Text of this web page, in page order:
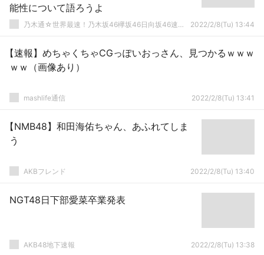
能性について語ろうよ
乃木通☆世界最速！乃木坂46欅坂46日向坂46速報まとめ 2022/2/8(Tu) 13:44
【速報】めちゃくちゃCGっぽいおっさん、見つかるｗｗｗ
ｗｗ（画像あり）
mashlife通信 2022/2/8(Tu) 13:41
【NMB48】和田海佑ちゃん、あふれてしま
う
AKBフレンド 2022/2/8(Tu) 13:40
NGT48日下部愛菜卒業発表
AKB48地下速報 2022/2/8(Tu) 13:38